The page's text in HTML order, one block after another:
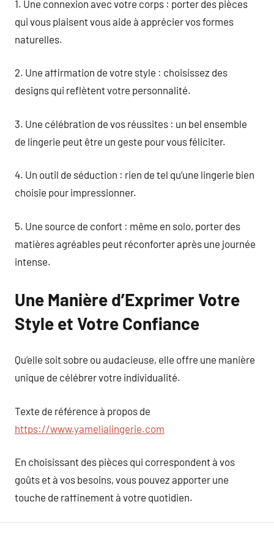
1. Une connexion avec votre corps : porter des pièces
qui vous plaisent vous aide à apprécier vos formes
naturelles.
2. Une affirmation de votre style : choisissez des
designs qui reflètent votre personnalité.
3. Une célébration de vos réussites : un bel ensemble
de lingerie peut être un geste pour vous féliciter.
4. Un outil de séduction : rien de tel qu’une lingerie bien
choisie pour impressionner.
5. Une source de confort : même en solo, porter des
matières agréables peut réconforter après une journée
intense.
Une Manière d’Exprimer Votre
Style et Votre Confiance
Qu’elle soit sobre ou audacieuse, elle offre une manière
unique de célébrer votre individualité.
Texte de référence à propos de
https://www.yamelialingerie.com
En choisissant des pièces qui correspondent à vos
goûts et à vos besoins, vous pouvez apporter une
touche de raffinement à votre quotidien.